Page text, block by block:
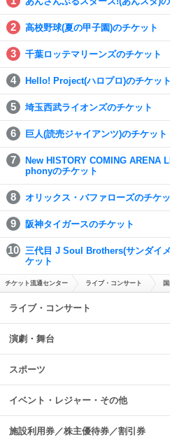
高校野球(夏の甲子園)のチケット
千葉ロッテマリーンズのチケット
Hello! Project(ハロプロ)のチケット
埼玉西武ライオンズのチケット
巨人(読売ジャイアンツ)のチケット
New HISTORY COMING ARENA
phonyのチケット
オリックス・バファローズのチケ
阪神タイガースのチケット
三代目 J Soul Brothers(サンダイ
ケット
チケット流通センター ライブ・コンサート
ライブ・コンサート
演劇・舞台
スポーツ
イベント・レジャー・その他
施設利用券／株主優待券／割引券